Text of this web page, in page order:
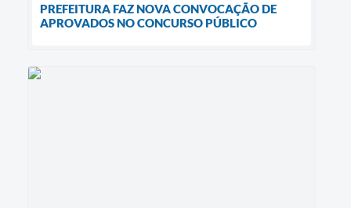
PREFEITURA FAZ NOVA CONVOCAÇÃO DE
APROVADOS NO CONCURSO PÚBLICO